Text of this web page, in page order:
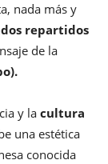
nada más y
repartidos
de la
y la cultura
una estética
conocida